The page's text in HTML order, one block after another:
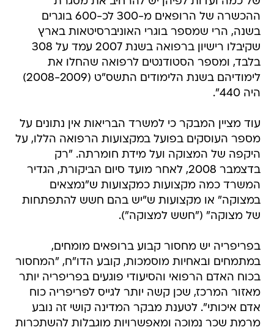
ההכשרה של הרופאים מ-300 לכ-600 בוגרים
בשנה, הרי שמספר בוגרי האוניברסיטאות בארץ
שקיבלו רישיון ברפואה בשנת 2007 עמד על 308
בלבד, ומספר הסטודנטים לרפואה שהחלו את
לימודיהם בשנת הלימודים התשס"ט (2008-2009)
היה 440".
עוד מציין המבקר כי למשרד הבריאות אין נתונים על
מספר העוסקים בפועל במקצועות הרפואה הללו, על
היקפה של המצוקה ועל מידת חומרתה. "רק
בדצמבר 2008, לאחר מועד סיום הביקורת, הגדיר
המשרד כמה מקצועות כמקצועות ש"נמצאים
במצוקה" או מקצועות ש"יש בהם חשש להתפתחות
של מצוקה" ("חשש למצוקה").
בפריפריה יש מחסור קבוע ברופאים מומחים,
במתמחים ובאחיות מוסמכות, קובע הדו"ח, "המחסור
בכוח האדם הרפואי והסיעודי פוגעים בפריפריה יותר
מאזור המרכז, שכן קשה יותר לגייס לפריפריה כוח
אדם איכותי". לטענת מבקר המדינה קושי זה נובע
מרמת שכר נמוכה ומאפשרויות מוגבלות להשתכרות